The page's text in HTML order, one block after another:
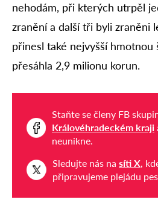
nehodám, při kterých utrpěl
zranění a další tři byli zraněni
přinesl také nejvyšší hmotnou
přesáhla 2,9 milionu korun.
Staňte se členy FB
Královéhradeckém kraji
neunikne.
Sledujte nás na síti X,
připravujeme plejádu